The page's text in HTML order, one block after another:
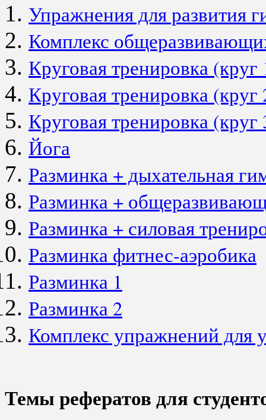
Упражнения для развития
Комплекс
Круговая тренировка (круг
Круговая тренировка (круг
Круговая тренировка (круг
Йога
Разминка + дыхательная
Разминка +
Разминка + силовая
Разминка фитнес-аэробика
Разминка 1
Разминка 2
Комплекс упражнений
Темы рефератов для